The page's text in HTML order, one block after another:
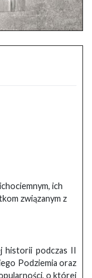
ich
związanym z
historii podczas II
Podziemia oraz
o której